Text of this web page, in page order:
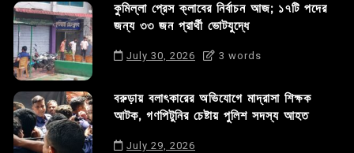
কুমিল্লা প্রেস ক্লাবের নির্বাচন আজ; ১৭টি পদের
জন্য ৩৩ জন প্রার্থী ভোটযুদ্ধে
July 30, 2026 3 words
বরুড়ায় বলাৎকারের অভিযোগে মাদ্রাসা শিক্ষক
আটক, গণপিটুনির চেষ্টায় পুলিশ সদস্য আহত
July 29, 2026